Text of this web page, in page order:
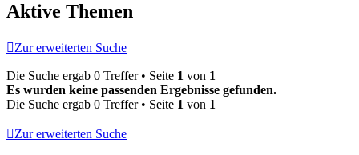
Aktive Themen
Zur erweiterten Suche
Die Suche ergab 0 Treffer • Seite 1 von 1
Es wurden keine passenden Ergebnisse gefunden.
Die Suche ergab 0 Treffer • Seite 1 von 1
Zur erweiterten Suche